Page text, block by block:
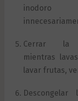
inodoro
Cerrar la
mientras
lavar frutas,